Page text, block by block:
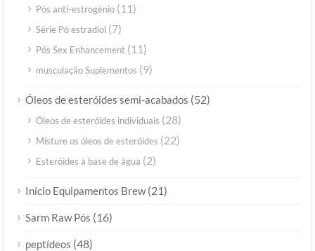
Pós anti-estrogénio (11)
Série Pó estradiol (7)
Pós Sex Enhancement (11)
musculação Suplementos (9)
Óleos de esteróides semi-acabados (52)
Óleos de esteróides individuais (28)
Misture os óleos de esteróides (22)
Esteróides à base de água (2)
Início Equipamentos Brew(21)
Sarm Raw Pós (16)
peptídeos (48)